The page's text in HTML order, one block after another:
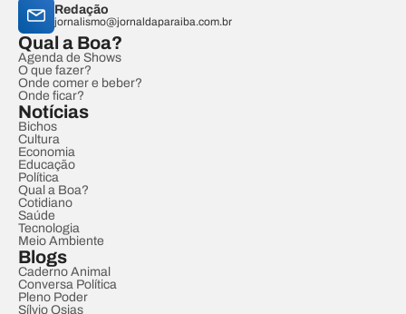
Redação
jornalismo@jornaldaparaiba.com.br
Qual a Boa?
Agenda de Shows
O que fazer?
Onde comer e beber?
Onde ficar?
Notícias
Bichos
Cultura
Economia
Educação
Política
Qual a Boa?
Cotidiano
Saúde
Tecnologia
Meio Ambiente
Blogs
Caderno Animal
Conversa Política
Pleno Poder
Sílvio Osias